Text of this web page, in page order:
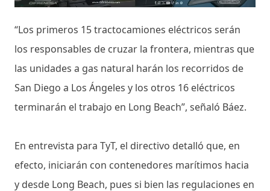
“Los primeros 15 tractocamiones eléctricos serán
los responsables de cruzar la frontera, mientras que
las unidades a gas natural harán los recorridos de
San Diego a Los Ángeles y los otros 16 eléctricos
terminarán el trabajo en Long Beach”, señaló Báez.
En entrevista para TyT, el directivo detalló que, en
efecto, iniciarán con contenedores marítimos hacia
y desde Long Beach, pues si bien las regulaciones en